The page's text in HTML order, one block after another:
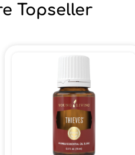
Topseller